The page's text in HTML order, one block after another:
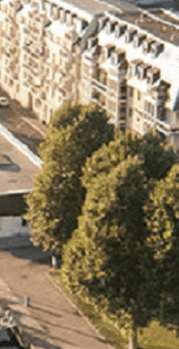
Exporter les lignes
Exporter toutes les
Exporter
Menu
<
>
- 🎁 Caen on aime,
- 🎉 Les
- Activités et Loisirs
Ajoutez un logo, un
Cliquez pour éditer